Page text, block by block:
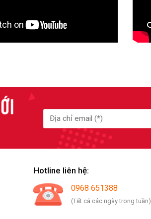
Hotline liên hệ:
0968 651388
(Tất cả các ngày trong tuần)